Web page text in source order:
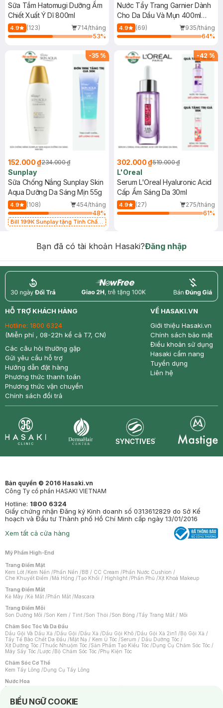
Sữa Tắm Hatomugi Dưỡng Ẩm
Chiết Xuất Ý Dĩ 800ml
4.9 (123)
714/tháng
53%
Nước Tẩy Trang Garnier Dành
Cho Da Dầu Và Mụn 400ml
(Mới)
4.9 (69)
935/tháng
64%
-35 %
152.000 ₫234.000 ₫
Sunplay
Sữa Chống Nắng Sunplay Skin
Aqua Dưỡng Da Sáng Mịn 55g
4.9 (108)
454/tháng
48%
Bill 199K Sunplay tặng Tinh Chất
-42 %
302.000 ₫519.000 ₫
L'Oreal
Serum L'Oreal Hyaluronic Acid
Cấp Ẩm Sáng Da 30ml
4.9 (27)
275/tháng
61%
Bạn đã có tài khoản Hasaki?Đăng nhập
return nowfree price
HỖ TRỢ KHÁCH HÀNG
Hotline: 1800 6324
(Miễn phí , 08-22h kể cả T7, CN)
Các câu hỏi thường gặp
Gửi yêu cầu hỗ trợ
Hướng dẫn đặt hàng
Phương thức thanh toán
Phương thức vận chuyển
Chính sách đổi trả
VỀ HASAKI.VN
Giới thiệu Hasaki.vn
Chính sách bảo mật
Điều khoản sử dụng
Hasaki cẩm nang
Tuyển dụng
Liên hệ
Bản quyền © 2016 Hasaki.vn
Công Ty cổ phần HASAKI VIETNAM
Hotline: 1800 6324
Giấy chứng nhận Đăng ký Kinh doanh số 0313612829 do Sở Kế
hoạch và Đầu tư Thành phố Hồ Chí Minh cấp ngày 13/01/2016
Xem tất cả cửa hàng
Mỹ Phẩm High-End
Trang Điểm Mặt
Kem Lót /Kem Nền /Phấn Nền /BB / CC Cream /Phấn Nước Cushion /
Che Khuyết Điểm /Má Hồng /Tạo Khối / Highlight /Phấn Phủ /Xịt Khoá Makeup
Trang Điểm Mắt
Kẻ Mày /Kẻ Mắt /Phấn Mắt /Mascara
Trang Điểm Môi
Son Dưỡng Môi /Son Kem / Tint /Son Thỏi /Son Bóng /Tẩy Trang Mắt / Môi
Chăm Sóc Tóc Và Da Đầu
Dầu Gội Và Dầu Xả /Dầu Gội /Dầu Xả /Dầu Gội Khô /Dầu Gội Xả 2in1 /Bộ Gội Xả /
Tẩy Tế Bào Chết Da Đầu /Mặt Nạ / Kem Ủ Tóc /Serum / Dầu Dưỡng Tóc /
Xịt Dưỡng Tóc /Thuốc Nhuộm Tóc /Sản Phẩm Tạo Kiểu Tóc /Dụng Cụ Chăm Sóc Tóc /
Máy Sấy Tóc /Lược /Bộ Chăm Sóc Tóc /Phụ Kiện Tóc
Chăm Sóc Cơ Thể
Kem Tẩy Lông /Dụng Cụ Tẩy Lông
Nước Hoa
Nước Hoa Nữ
Chăm Sóc Cá Nhân
BIỂU NGỮ COOKIE
Notice about cookies usage